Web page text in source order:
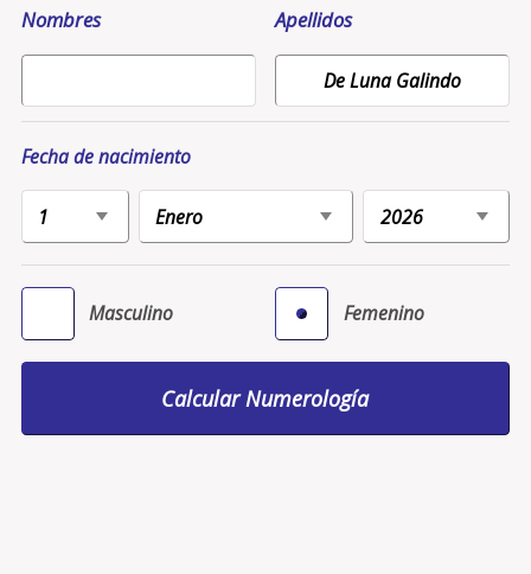
Nombres Apellidos
Fecha de nacimiento
Masculino Femenino